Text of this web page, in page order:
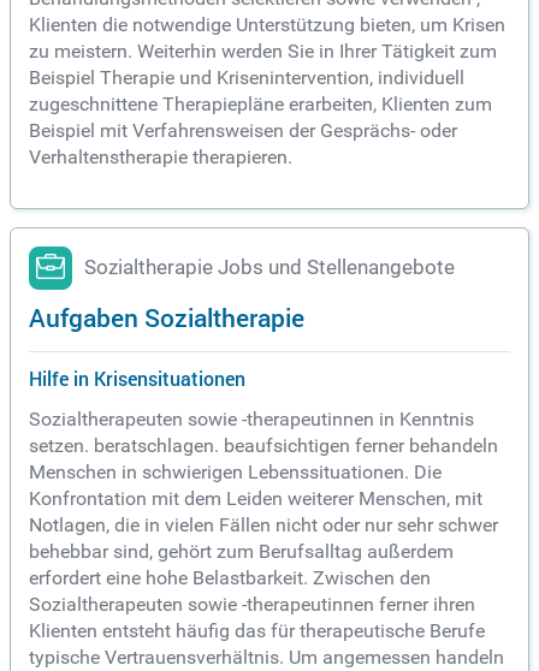
Klienten die notwendige Unterstützung bieten, um Krisen
zu meistern. Weiterhin werden Sie in Ihrer Tätigkeit zum
Beispiel Therapie und Krisenintervention, individuell
zugeschnittene Therapiepläne erarbeiten, Klienten zum
Beispiel mit Verfahrensweisen der Gesprächs- oder
Verhaltenstherapie therapieren.
Sozialtherapie Jobs und Stellenangebote
Aufgaben Sozialtherapie
Hilfe in Krisensituationen
Sozialtherapeuten sowie -therapeutinnen in Kenntnis
setzen. beratschlagen. beaufsichtigen ferner behandeln
Menschen in schwierigen Lebenssituationen. Die
Konfrontation mit dem Leiden weiterer Menschen, mit
Notlagen, die in vielen Fällen nicht oder nur sehr schwer
behebbar sind, gehört zum Berufsalltag außerdem
erfordert eine hohe Belastbarkeit. Zwischen den
Sozialtherapeuten sowie -therapeutinnen ferner ihren
Klienten entsteht häufig das für therapeutische Berufe
typische Vertrauensverhältnis. Um angemessen handeln